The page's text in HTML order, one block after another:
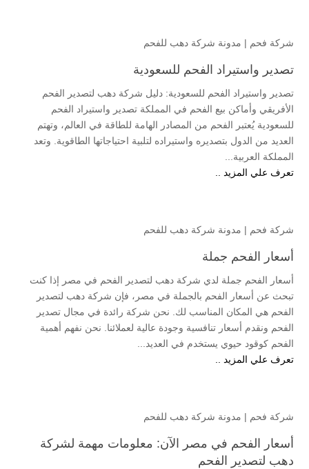
شركة فحم | مدونة شركة دهب للفحم
تصدير واستيراد الفحم للسعودية
تصدير واستيراد الفحم للسعودية: دليل شركة دهب لتصدير الفحم
الأفريقي وأماكن بيع الفحم في المملكة تصدير واستيراد الفحم
للسعودية يُعتبر الفحم من المصادر الهامة للطاقة في العالم، وتهتم
العديد من الدول بتصديره واستيراده لتلبية احتياجاتها الطاقوية. وتعد
المملكة العربية...
تعرف علي المزيد ..
شركة فحم | مدونة شركة دهب للفحم
أسعار الفحم جملة
أسعار الفحم جملة لدي شركة دهب لتصدير الفحم في مصر إذا كنت
تبحث عن أسعار الفحم بالجملة في مصر، فإن شركة دهب لتصدير
الفحم هي المكان المناسب لك. نحن شركة رائدة في مجال تصدير
الفحم ونقدم أسعار تنافسية وجودة عالية لعملائنا. نحن نفهم أهمية
الفحم كوقود حيوي يستخدم في العديد...
تعرف علي المزيد ..
شركة فحم | مدونة شركة دهب للفحم
أسعار الفحم في مصر الآن: معلومات مهمة لشركة
دهب لتصدير الفحم